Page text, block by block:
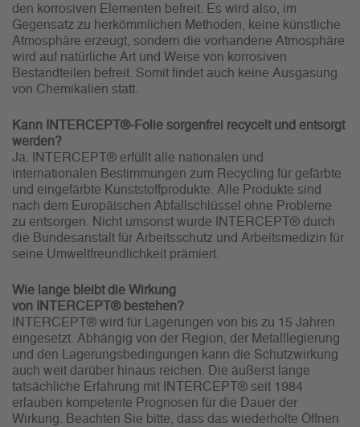
den korrosiven Elementen befreit. Es wird also, im
Gegensatz zu herkömmlichen Methoden, keine künstliche
Atmosphäre erzeugt, sondern die vorhandene Atmosphäre
wird auf natürliche Art und Weise von korrosiven
Bestandteilen befreit. Somit findet auch keine Ausgasung
von Chemikalien statt.
Kann INTERCEPT®-Folie sorgenfrei recycelt und entsorgt
werden?
Ja. INTERCEPT® erfüllt alle nationalen und
internationalen Bestimmungen zum Recycling für gefärbte
und eingefärbte Kunststoffprodukte. Alle Produkte sind
nach dem Europäischen Abfallschlüssel ohne Probleme
zu entsorgen. Nicht umsonst wurde INTERCEPT® durch
die Bundesanstalt für Arbeitsschutz und Arbeitsmedizin für
seine Umweltfreundlichkeit prämiert.
Wie lange bleibt die Wirkung
von INTERCEPT® bestehen?
INTERCEPT® wird für Lagerungen von bis zu 15 Jahren
eingesetzt. Abhängig von der Region, der Metalllegierung
und den Lagerungsbedingungen kann die Schutzwirkung
auch weit darüber hinaus reichen. Die äußerst lange
tatsächliche Erfahrung mit INTERCEPT® seit 1984
erlauben kompetente Prognosen für die Dauer der
Wirkung. Beachten Sie bitte, dass das wiederholte Öffnen